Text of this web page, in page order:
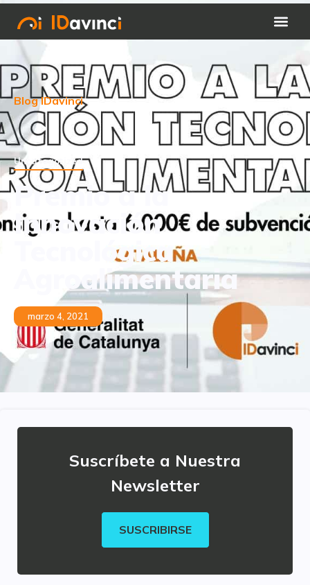
Blog IDavinci
Uncategorized
Premio a la
Innovación
Tecnológica
Agroalimentaria
marzo 4, 2021
Suscríbete a Nuestra
Newsletter
SUSCRIBIRSE